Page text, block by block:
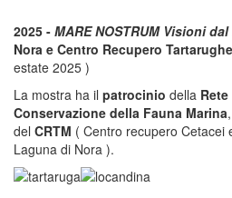
2025 - MARE NOSTRUM Visioni
Nora e Centro Recupero
estate 2025 )
La mostra ha il patrocinio della
Conservazione della Fauna Marina
del CRTM ( Centro recupero Cetacei
Laguna di Nora ).